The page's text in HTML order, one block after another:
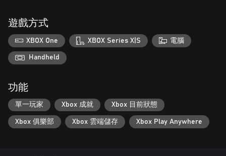
遊戲方式
XBOX One XBOX Series X|S 電腦
Handheld
功能
單一玩家 Xbox 成就 Xbox 目前狀態
Xbox 俱樂部 Xbox 雲端儲存 Xbox Play Anywhere